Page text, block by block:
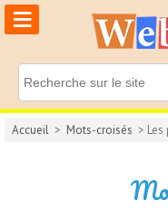
≡
Accueil > Mots-croisés >